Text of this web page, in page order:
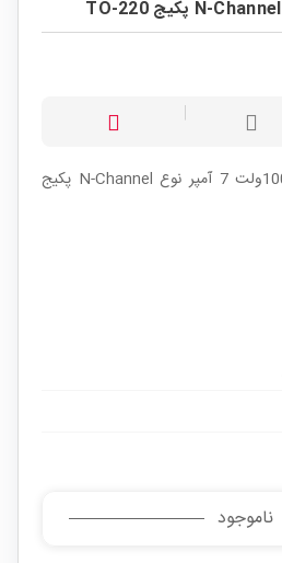
ماسفت AFN1520 ولتاژ 100ولت 7 آمپر نوع N-Channel پکیج
ناموجود